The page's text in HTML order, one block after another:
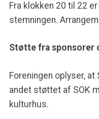
Fra klokken 20 til 22
stemningen.
Støtte fra sponsorer
Foreningen oplyser,
andet støttet af SOK
kulturhus.